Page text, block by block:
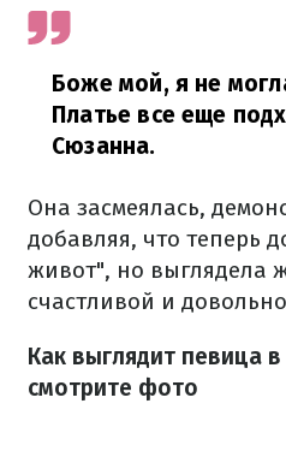
Боже мой, я не
Платье все еще
Сюзанна.
Она засмеялась,
добавляя, что теперь
живот", но выглядела
счастливой и
Как выглядит певица
смотрите фото